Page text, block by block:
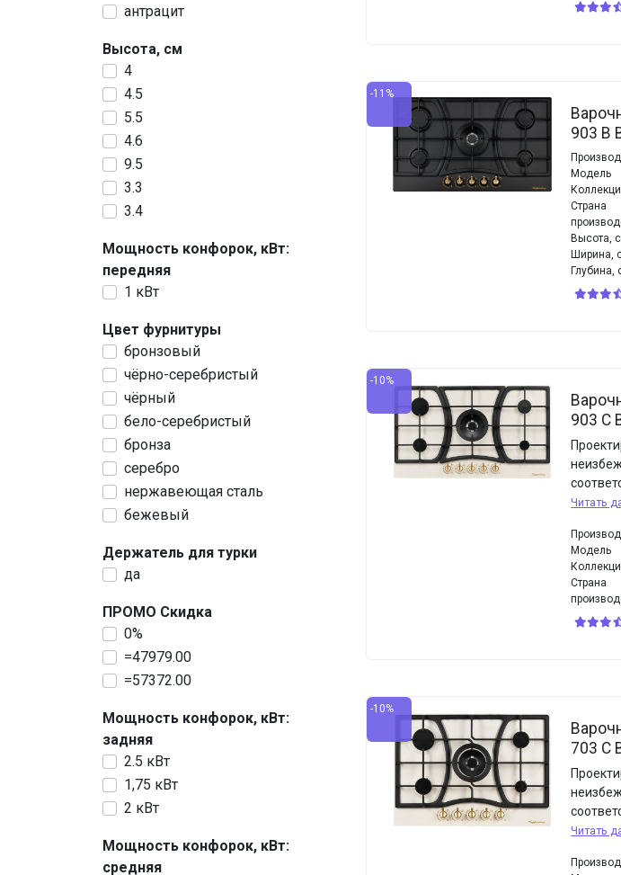
антрацит
Высота, см
4
4.5
5.5
4.6
9.5
3.3
3.4
Мощность конфорок, кВт:
передняя
1 кВт
Цвет фурнитуры
бронзовый
чёрно-серебристый
чёрный
бело-серебристый
бронза
серебро
нержавеющая сталь
бежевый
Держатель для турки
да
ПРОМО Скидка
0%
=47979.00
=57372.00
Мощность конфорок, кВт:
задняя
2.5 кВт
1,75 кВт
2 кВт
Мощность конфорок, кВт:
средняя
-11%
903 B
Модель
Страна
Высота,
Ширина,
Глубина,
-10%
903 C
Читать
Модель
Страна
-10%
703 C
Читать